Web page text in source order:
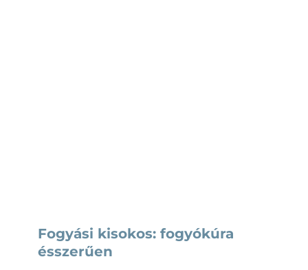
Fogyási kisokos: fogyókúra
ésszerűen